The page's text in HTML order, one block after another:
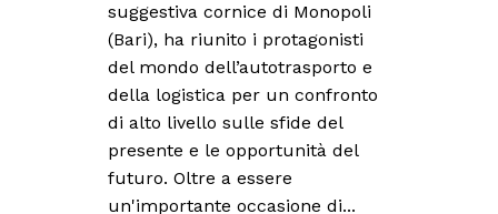
suggestiva cornice di Monopoli
(Bari), ha riunito i protagonisti
del mondo dell’autotrasporto e
della logistica per un confronto
di alto livello sulle sfide del
presente e le opportunità del
futuro. Oltre a essere
un'importante occasione di...